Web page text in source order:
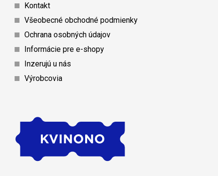
Kontakt
Všeobecné obchodné podmienky
Ochrana osobných údajov
Informácie pre e-shopy
Inzerujú u nás
Výrobcovia